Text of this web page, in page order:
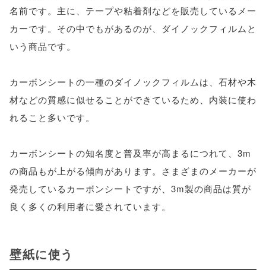
名前です。主に、テープや粘着剤などを販売しているメー
カーです。その中でもがあるのが、ダイノックフィルムと
いう商品です。
カーボンシートの一種のダイノックフィルムは、石材や木
材などの質感に似せることができているため、内装に使わ
れること多いです。
カーボンシートの知名度と普及率が高まるにつれて、3m
の商品もが上がる傾向があります。さまざまのメーカーが
発売しているカーボンシートですが、3m製の商品は質が
良く多くの利用者に愛されています。
壁紙に使う